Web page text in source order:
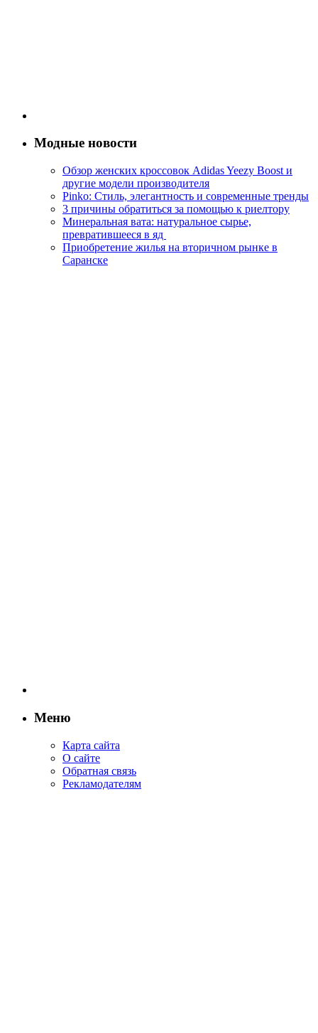
Модные новости
Обзор женских кроссовок Adidas Yeezy Boost и
другие модели производителя
Pinko: Стиль, элегантность и современные тренды
3 причины обратиться за помощью к риелтору
Минеральная вата: натуральное сырье,
превратившееся в яд
Приобретение жилья на вторичном рынке в
Саранске
Меню
Карта сайта
О сайте
Обратная связь
Рекламодателям